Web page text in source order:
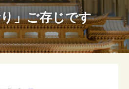
」ご存じです